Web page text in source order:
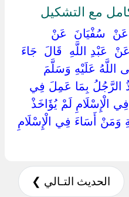
مع التشكيل
‏سُفْيَانَ ‏ ‏عَنْ
‏عَبْدِ اللَّهِ ‏ ‏قَالَ ‏ ‏جَاءَ
عَلَيْهِ وَسَلَّمَ
الرَّجُلُ بِمَا عَمِلَ فِي
الْإِسْلَامِ لَمْ يُؤَاخَذْ
وَمَنْ أَسَاءَ فِي الْإِسْلَامِ
الحديث التـالي ❯